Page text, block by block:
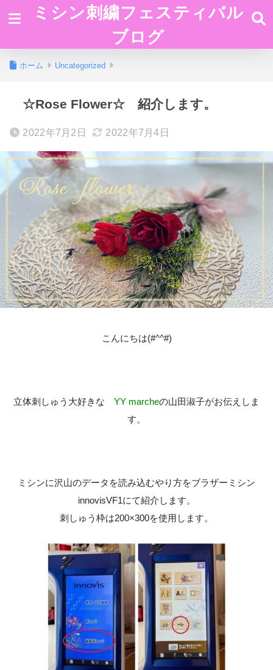
ミシン刺繍フェスティバル
ブログ
ホーム Uncategorized
☆Rose Flower☆ 紹介します。
2022年7月2日 2022年7月4日
こんにちは(#^^#)
立体刺しゅう大好きな YY marcheの山田淑子がお伝えしま
す。
ミシンに沢山のデータを読み込むやり方をブラザーミシン
innovisVF1にて紹介します。
刺しゅう枠は200×300を使用します。